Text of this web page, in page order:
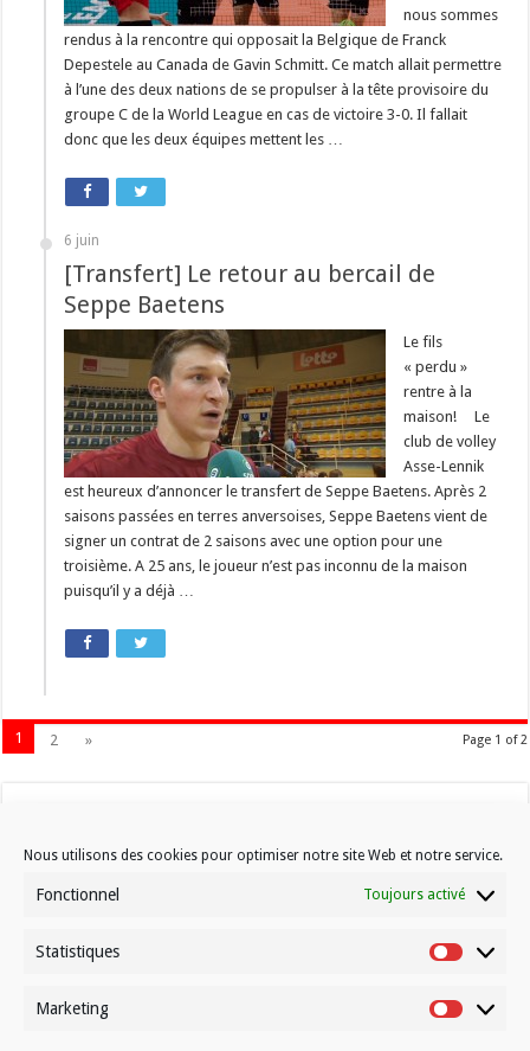
Nous utilisons des cookies pour optimiser notre site Web et notre service.
Fonctionnel Toujours activé
Statistiques
Marketing
nous sommes
rendus à la rencontre qui opposait la Belgique de Franck
Depestele au Canada de Gavin Schmitt. Ce match allait permettre
à l’une des deux nations de se propulser à la tête provisoire du
groupe C de la World League en cas de victoire 3-0. Il fallait
donc que les deux équipes mettent les …
6 juin
[Transfert] Le retour au bercail de
Seppe Baetens
Le fils
« perdu »
rentre à la
maison! Le
club de volley
Asse-Lennik
est heureux d’annoncer le transfert de Seppe Baetens. Après 2
saisons passées en terres anversoises, Seppe Baetens vient de
signer un contrat de 2 saisons avec une option pour une
troisième. A 25 ans, le joueur n’est pas inconnu de la maison
puisqu’il y a déjà …
Page 1 of 2
1 2 »
Contactez-nous